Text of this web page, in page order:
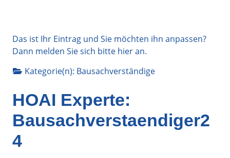
Das ist Ihr Eintrag und Sie möchten ihn anpassen?
Dann melden Sie sich bitte hieran.
Kategorie(n): Bausachverständige
HOAI Experte:
Bausachverstaendiger2
4